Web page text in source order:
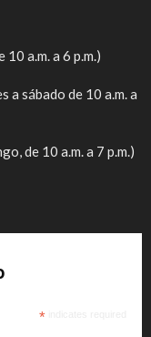
a.m. a 6 p.m.)
sábado de 10 a.m. a
de 10 a.m. a 7 p.m.)
*